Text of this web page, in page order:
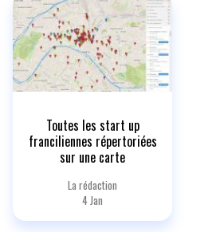
Toutes les start up
franciliennes répertoriées
sur une carte
La rédaction
4 Jan